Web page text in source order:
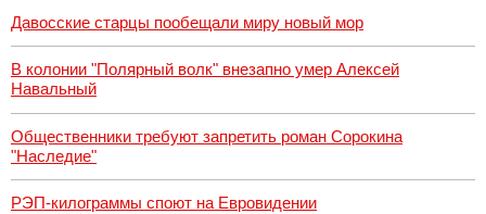
Давосские старцы пообещали миру новый мор
В колонии "Полярный волк" внезапно умер Алексей
Навальный
Общественники требуют запретить роман Сорокина
"Наследие"
РЭП-килограммы споют на Евровидении